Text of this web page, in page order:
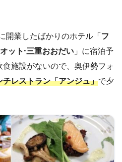
開業したばかりのホテル「フ
ット·三重おおだい 」に宿泊予
施設がないので、奥伊勢フォ
チレストラン「アンジュ」で夕